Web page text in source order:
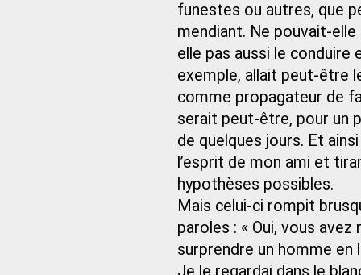
funestes ou autres, que
mendiant. Ne pouvait-
elle pas aussi le conduire
exemple, allait peut-être
comme propagateur de
serait peut-être, pour un
de quelques jours. Et
l’esprit de mon ami et
hypothèses possibles.
Mais celui-ci rompit
paroles : « Oui, vous avez
surprendre un homme en